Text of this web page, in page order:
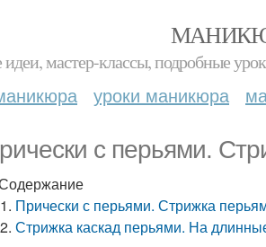
мастер-классы, подробные
уроки маникюра
с перьями.
Прически с перьями. Стрижка
Стрижка каскад перьями. На